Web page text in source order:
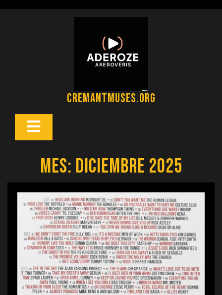
cremantmuses.org
Botón
Mes: diciembre 2025